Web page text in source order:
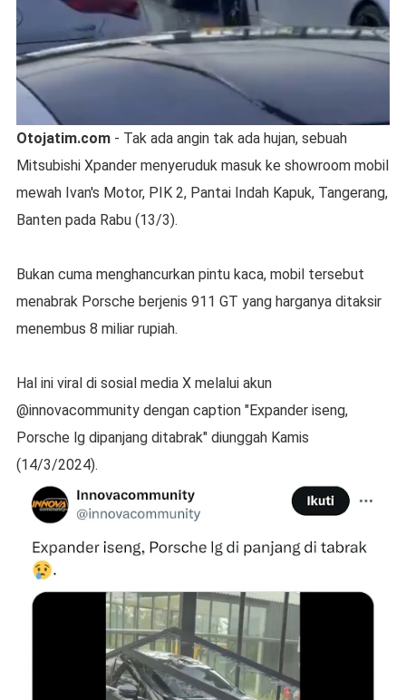
Otojatim.com- Tak ada angin tak ada hujan, sebuah
Mitsubishi Xpander menyeruduk masuk ke showroom mobil
mewah Ivan's Motor, PIK 2, Pantai Indah Kapuk, Tangerang,
Banten pada Rabu (13/3).
Bukan cuma menghancurkan pintu kaca, mobil tersebut
menabrak Porsche berjenis 911 GT yang harganya ditaksir
menembus 8 miliar rupiah.
Hal ini viral di sosial media X melalui akun
@innovacommunity dengan caption "Expander iseng,
Porsche lg dipanjang ditabrak" diunggah Kamis
(14/3/2024).